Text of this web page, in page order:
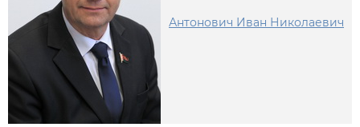
Антонович Иван Николаевич